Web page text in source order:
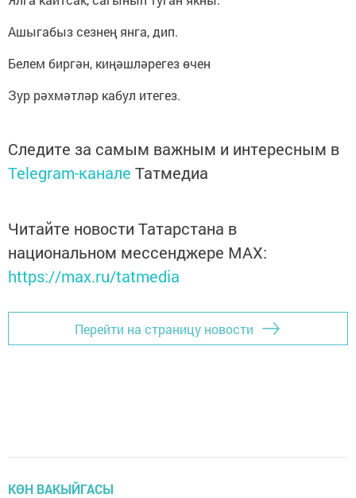
Ашыгабыз сезнең янга, дип.
Белем биргән, киңәшләрегез өчен
Зур рәхмәтләр кабул итегез.
Следите за самым важным и интересным в
Telegram-канале Татмедиа
Читайте новости Татарстана в
национальном мессенджере MАХ:
https://max.ru/tatmedia
Перейти на страницу новости
КӨН ВАКЫЙГАСЫ